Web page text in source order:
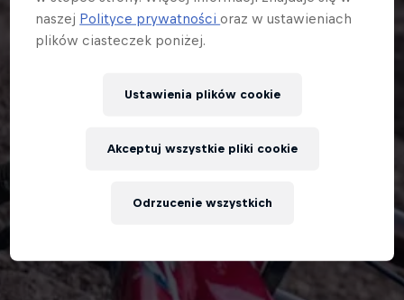
naszej Polityce prywatnościoraz w ustawieniach
plików ciasteczek poniżej.
Ustawienia plików cookie
Odrzucenie wszystkich
Akceptuj wszystkie pliki cookie